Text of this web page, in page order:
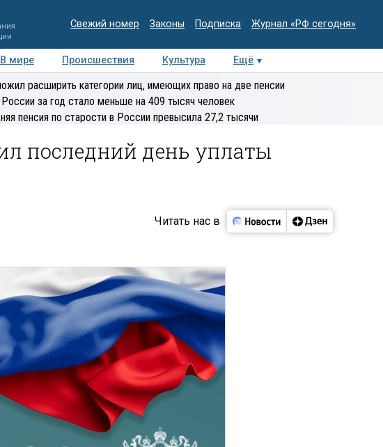
Свежий номер Законы Подписка Журнал «РФ сегодня»
В мире Происшествия Культура Ещё
Медиацентр Интервью Колумнисты
Деловая
расширить категории лиц, имеющих право на две пенсии
за год стало меньше на 409 тысяч человек
пенсия по старости в России превысила 27,2 тысячи
последний день уплаты
Читать нас в